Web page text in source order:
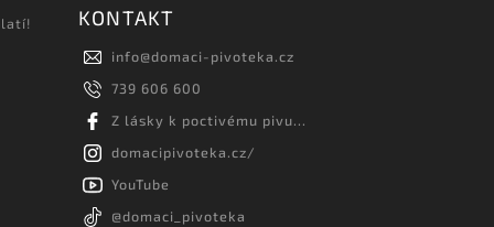
KONTAKT
info@domaci-pivoteka.cz
739 606 600
Z lásky k poctivému pivu...
domacipivoteka.cz/
YouTube
@domaci_pivoteka